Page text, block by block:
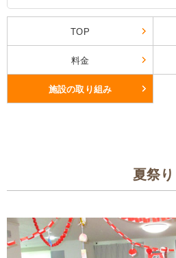
TOP
料金
施設の取り組み
夏祭り